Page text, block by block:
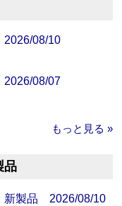
08/10
08/07
もっと見る »
品
新製品 2026/08/10